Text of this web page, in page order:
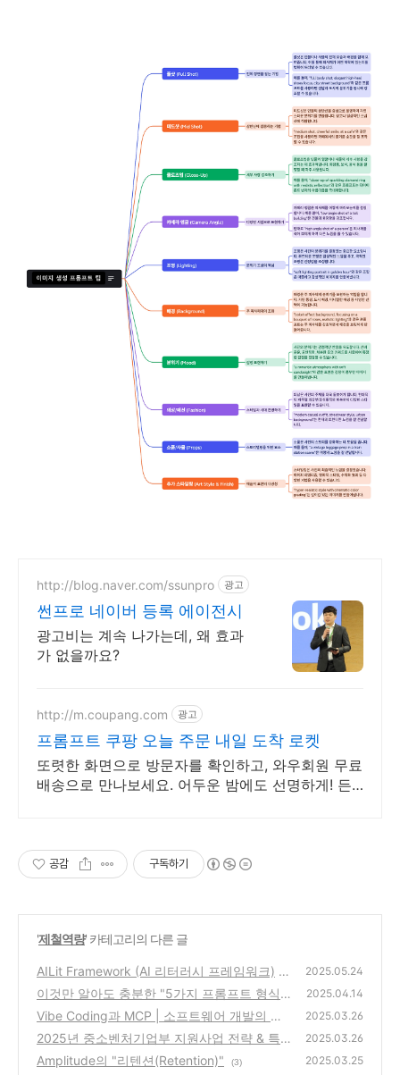
http://blog.naver.com/ssunpro 광고
썬프로 네이버 등록 에이전시
광고비는 계속 나가는데, 왜 효과
가 없을까요?
http://m.coupang.com 광고
프롬프트 쿠팡 오늘 주문 내일 도착 로켓
또렷한 화면으로 방문자를 확인하고, 와우회원 무료
배송으로 만나보세요. 어두운 밤에도 선명하게! 든
공감 구독하기
'제철역량' 카테고리의 다른 글
AILit Framework (AI 리터러시 프레임워크)
(3)
2025.05.24
이것만 알아도 충분한 "5가지 프롬프트 형식"
(0)
2025.04.14
Vibe Coding과 MCP | 소프트웨어 개발의 새
로운 패러다임
(1)
2025.03.26
2025년 중소벤처기업부 지원사업 전략 & 특
징
(2)
2025.03.26
Amplitude의 "리텐션(Retention)" (3) 2025.03.25